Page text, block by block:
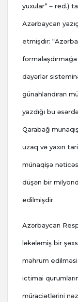
yuxular” – red.)
Azərbaycan
etmişdir:
dəyərlər
günahlandıran
yazdığı bu
Qarabağ
uzaq və yaxın
münaqişə
düşən bir
edilmişdir.
Azərbaycan
ləkələmiş bir
məhrum
ictimai
müraciətlərini